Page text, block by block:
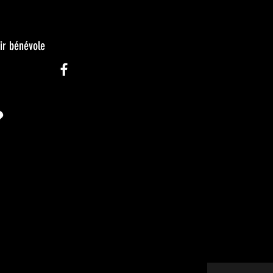
bénévole